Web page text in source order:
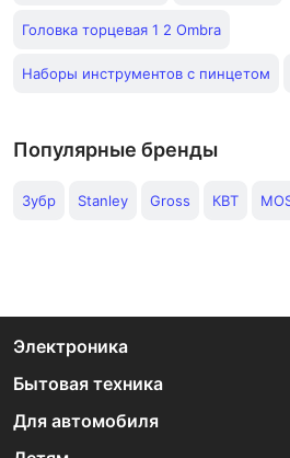
Головка торцевая 1 2 Ombra
Наборы инструментов с пинцетом
Популярные бренды
Зубр Stanley Gross КВТ
Электроника
Бытовая техника
Для автомобиля